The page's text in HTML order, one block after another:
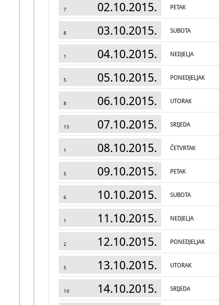
7 02.10.2015. PETAK
8 03.10.2015. SUBOTA
1 04.10.2015. NEDJELJA
5 05.10.2015. PONEDJELJAK
8 06.10.2015. UTORAK
15 07.10.2015. SRIJEDA
1 08.10.2015. ČETVRTAK
5 09.10.2015. PETAK
6 10.10.2015. SUBOTA
1 11.10.2015. NEDJELJA
2 12.10.2015. PONEDJELJAK
5 13.10.2015. UTORAK
10 14.10.2015. SRIJEDA